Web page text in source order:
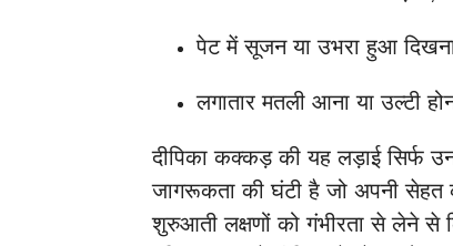
पेट में सूजन या उभरा हुआ
लगातार मतली आना या उल्टी
दीपिका कक्कड़ की यह लड़ाई सिर्फ
जागरूकता की घंटी है जो अपनी
शुरुआती लक्षणों को गंभीरता से लेने से